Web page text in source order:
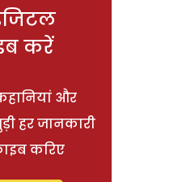
करें
और
हर जानकारी
करिए